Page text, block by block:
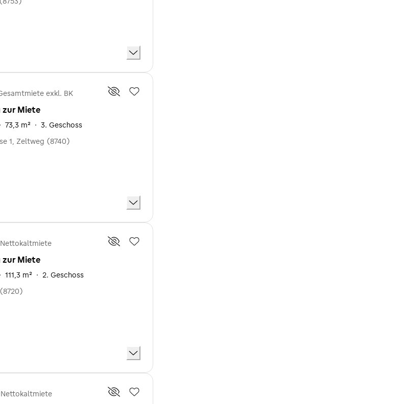
exkl. BK
zur Miete
· 73,3 m² · 3. Geschoss
1, Zeltweg (8740)
Nettokaltmiete
zur Miete
· 111,3 m² · 2. Geschoss
Nettokaltmiete